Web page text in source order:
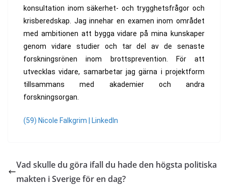
konsultation inom säkerhet- och trygghetsfrågor och
krisberedskap. Jag innehar en examen inom området
med ambitionen att bygga vidare på mina kunskaper
genom vidare studier och tar del av de senaste
forskningsrönen inom brottsprevention. För att
utvecklas vidare, samarbetar jag gärna i projektform
tillsammans med akademier och andra
forskningsorgan.
(59) Nicole Falkgrim | LinkedIn
Vad skulle du göra ifall du hade den högsta politiska
makten i Sverige för en dag?